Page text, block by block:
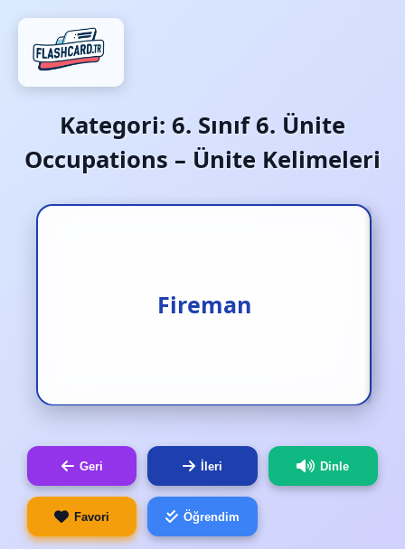
Kategori: 6. Sınıf 6. Ünite
Occupations – Ünite Kelimeleri
Fireman
İtfaiyeci
Geri İleri Dinle
Favori Öğrendim